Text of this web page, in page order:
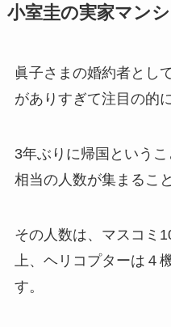
小室圭の実家マン
眞子さまの婚約者とし
がありすぎて注目の的
3年ぶりに帰国という
相当の人数が集まるこ
その人数は、マスコミ
上、ヘリコプターは４
す。